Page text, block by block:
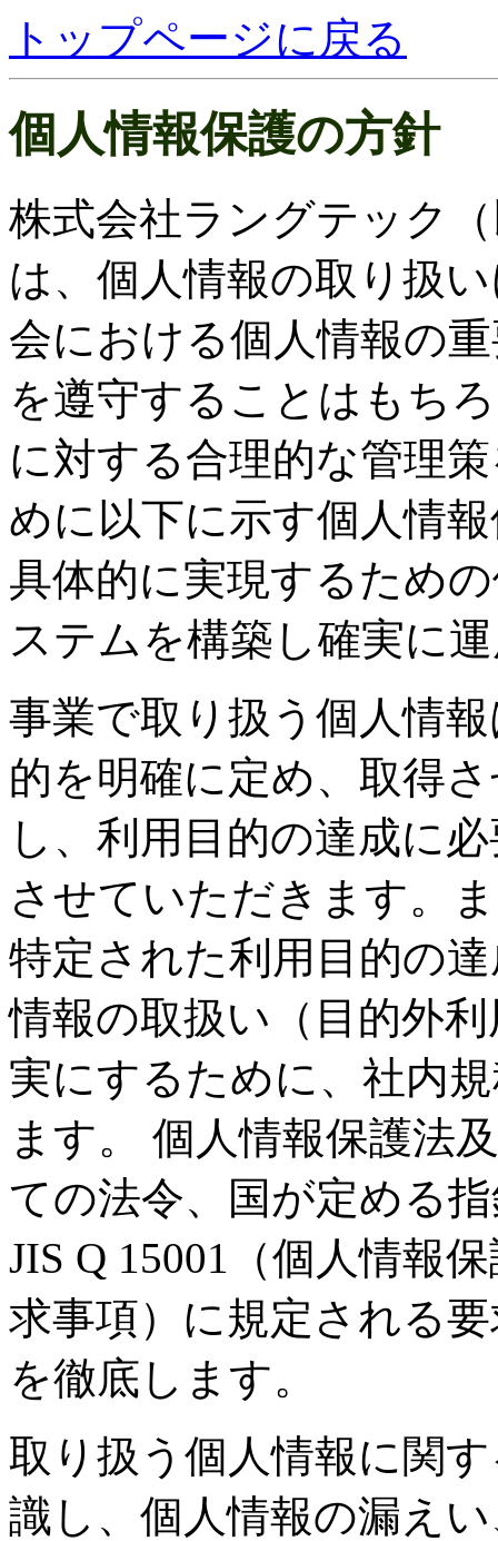
トップページに戻る
個人情報保護の方針
株式会社ラングテック
は、個人情報の取り扱
会における個人情報の
を遵守することはもち
に対する合理的な管理
めに以下に示す個人情
具体的に実現するため
ステムを構築し確実に
事業で取り扱う個人情
的を明確に定め、取得
し、利用目的の達成に
させていただきます。
特定された利用目的の
情報の取扱い（目的外
実にするために、社内
ます。 個人情報保護法
ての法令、国が定める
JIS Q 15001（個人情報
求事項）に規定される
を徹底します。
取り扱う個人情報に関
識し、個人情報の漏え